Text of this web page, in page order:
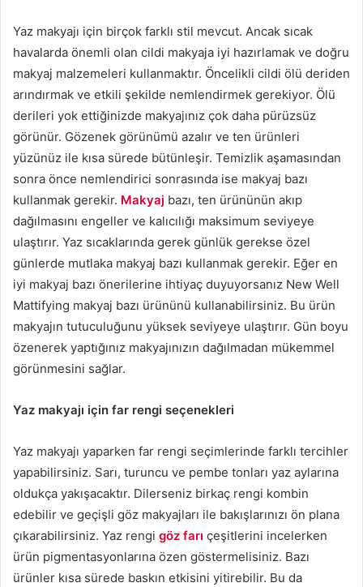
Yaz makyajı için birçok farklı stil mevcut. Ancak sıcak
havalarda önemli olan cildi makyaja iyi hazırlamak ve doğru
makyaj malzemeleri kullanmaktır. Öncelikli cildi ölü deriden
arındırmak ve etkili şekilde nemlendirmek gerekiyor. Ölü
derileri yok ettiğinizde makyajınız çok daha pürüzsüz
görünür. Gözenek görünümü azalır ve ten ürünleri
yüzünüz ile kısa sürede bütünleşir. Temizlik aşamasından
sonra önce nemlendirici sonrasında ise makyaj bazı
kullanmak gerekir. Makyaj bazı, ten ürününün akıp
dağılmasını engeller ve kalıcılığı maksimum seviyeye
ulaştırır. Yaz sıcaklarında gerek günlük gerekse özel
günlerde mutlaka makyaj bazı kullanmak gerekir. Eğer en
iyi makyaj bazı önerilerine ihtiyaç duyuyorsanız New Well
Mattifying makyaj bazı ürününü kullanabilirsiniz. Bu ürün
makyajın tutuculuğunu yüksek seviyeye ulaştırır. Gün boyu
özenerek yaptığınız makyajınızın dağılmadan mükemmel
görünmesini sağlar.
Yaz makyajı için far rengi seçenekleri
Yaz makyajı yaparken far rengi seçimlerinde farklı tercihler
yapabilirsiniz. Sarı, turuncu ve pembe tonları yaz aylarına
oldukça yakışacaktır. Dilerseniz birkaç rengi kombin
edebilir ve geçişli göz makyajları ile bakışlarınızı ön plana
çıkarabilirsiniz. Yaz rengi göz farı çeşitlerini incelerken
ürün pigmentasyonlarına özen göstermelisiniz. Bazı
ürünler kısa sürede baskın etkisini yitirebilir. Bu da